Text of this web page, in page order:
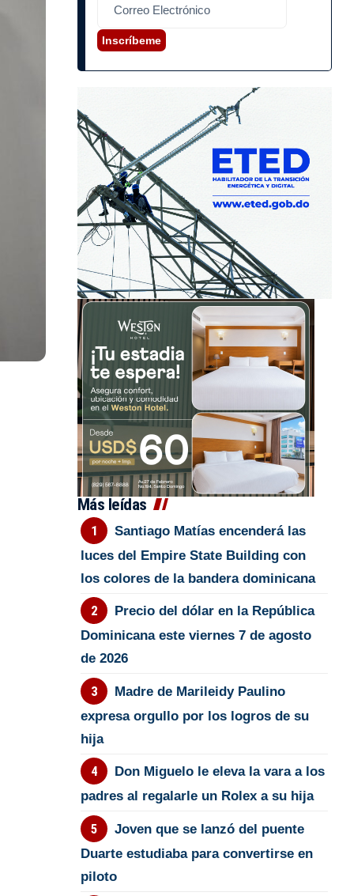
Inscríbeme
Más leídas
Santiago Matías encenderá las
luces del Empire State Building con
los colores de la bandera dominicana
Precio del dólar en la República
Dominicana este viernes 7 de agosto
de 2026
Madre de Marileidy Paulino
expresa orgullo por los logros de su
hija
Don Miguelo le eleva la vara a los
padres al regalarle un Rolex a su hija
Joven que se lanzó del puente
Duarte estudiaba para convertirse en
piloto